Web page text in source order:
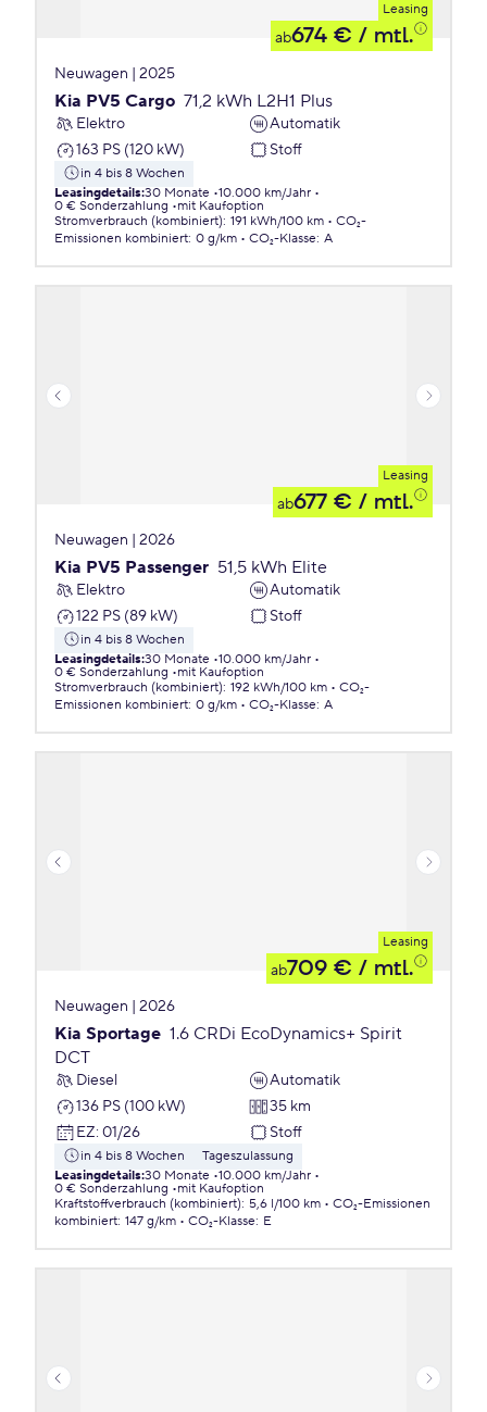
Leasing
ab674 € / mtl.
Neuwagen | 2025
Kia PV5 Cargo 71,2 kWh L2H1 Plus
Elektro
Automatik
163 PS (120 kW)
Stoff
in 4 bis 8 Wochen
Leasingdetails:30 Monate 10.000 km/Jahr
0 € Sonderzahlung
mit Kaufoption
Stromverbrauch (kombiniert): 191 kWh/100 km
CO₂-
Emissionen kombiniert: 0 g/km CO₂-Klasse: A
Leasing
ab677 € / mtl.
Neuwagen | 2026
Kia PV5 Passenger 51,5 kWh Elite
Elektro
Automatik
122 PS (89 kW)
Stoff
in 4 bis 8 Wochen
Leasingdetails:30 Monate 10.000 km/Jahr
0 € Sonderzahlung
mit Kaufoption
Stromverbrauch (kombiniert): 192 kWh/100 km
CO₂-
Emissionen kombiniert: 0 g/km CO₂-Klasse: A
Leasing
ab709 € / mtl.
Neuwagen | 2026
Kia Sportage 1.6 CRDi EcoDynamics+ Spirit
DCT
Diesel
Automatik
136 PS (100 kW)
35 km
EZ: 01/26 Stoff
in 4 bis 8 Wochen
Tageszulassung
Leasingdetails:30 Monate 10.000 km/Jahr
0 € Sonderzahlung
mit Kaufoption
Kraftstoffverbrauch (kombiniert): 5,6 l/100 km
CO₂-Emissionen
kombiniert: 147 g/km CO₂-Klasse: E